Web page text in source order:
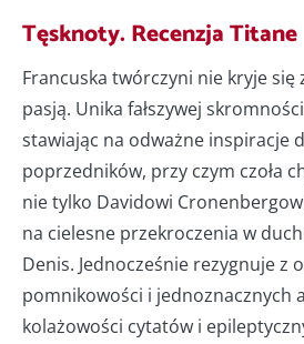
Tęsknoty. Recenzja Titane
Francuska twórczyni nie kryje się
pasją. Unika fałszywej
stawiając na odważne inspiracje
poprzedników, przy czym czoła
nie tylko Davidowi
na cielesne przekroczenia w
Denis. Jednocześnie rezygnuje z
pomnikowości i jednoznacznych
kolażowości cytatów i